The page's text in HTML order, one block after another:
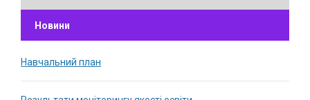
Новини
Навчальний план